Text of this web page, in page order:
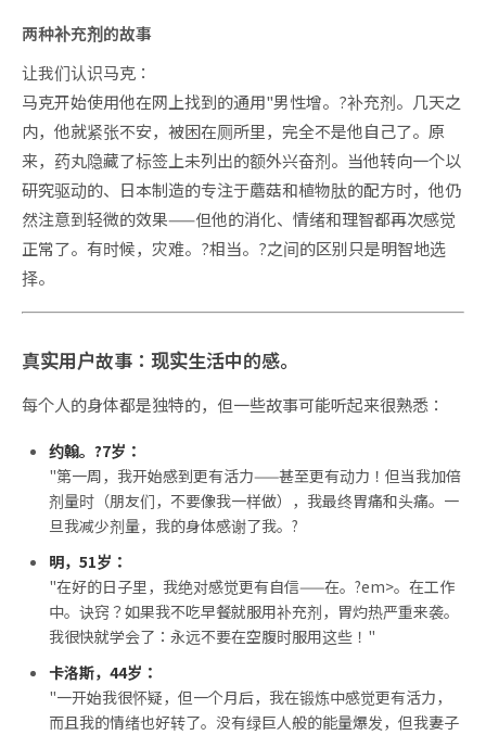
两种补充剂的故事
让我们认识马克：
马克开始使用他在网上找到的通用"男性增。?补充剂。几天之
内，他就紧张不安，被困在厕所里，完全不是他自己了。原
来，药丸隐藏了标签上未列出的额外兴奋剂。当他转向一个以
研究驱动的、日本制造的专注于蘑菇和植物肽的配方时，他仍
然注意到轻微的效果——但他的消化、情绪和理智都再次感觉
正常了。有时候，灾难。?相当。?之间的区别只是明智地选
择。
真实用户故事：现实生活中的感。
每个人的身体都是独特的，但一些故事可能听起来很熟悉：
约翰。?7岁：
"第一周，我开始感到更有活力——甚至更有动力！但当我加倍
剂量时（朋友们，不要像我一样做），我最终胃痛和头痛。一
旦我减少剂量，我的身体感谢了我。?
明，51岁：
"在好的日子里，我绝对感觉更有自信——在。?em>。在工作
中。诀窍？如果我不吃早餐就服用补充剂，胃灼热严重来袭。
我很快就学会了：永远不要在空腹时服用这些！"
卡洛斯，44岁：
"一开始我很怀疑，但一个月后，我在锻炼中感觉更有活力，
而且我的情绪也好转了。没有绿巨人般的能量爆发，但我妻子